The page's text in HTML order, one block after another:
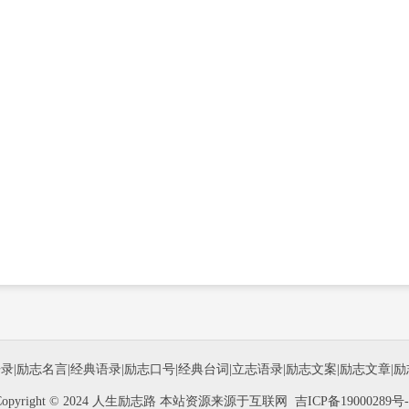
| 励志名言| 经典语录| 励志口号| 经典台词 立志语录| 励志文案 励志文章| 励
© 2024 人生励志路 本站资源来源于互联网 吉ICP备19000289号